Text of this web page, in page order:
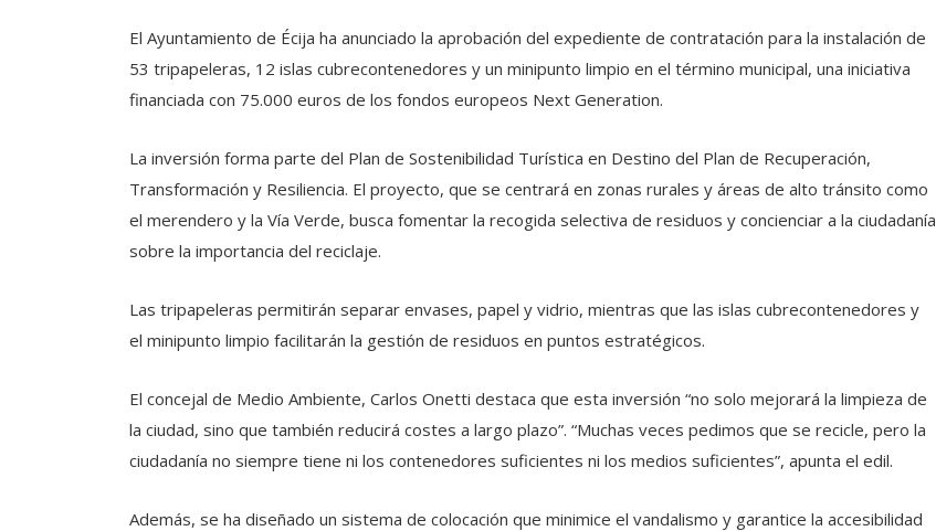
El Ayuntamiento de Écija ha anunciado la aprobación del expediente de contratación para la instalación de
53 tripapeleras, 12 islas cubrecontenedores y un minipunto limpio en el término municipal, una iniciativa
financiada con 75.000 euros de los fondos europeos Next Generation.
La inversión forma parte del Plan de Sostenibilidad Turística en Destino del Plan de Recuperación,
Transformación y Resiliencia. El proyecto, que se centrará en zonas rurales y áreas de alto tránsito como
el merendero y la Vía Verde, busca fomentar la recogida selectiva de residuos y concienciar a la ciudadanía
sobre la importancia del reciclaje.
Las tripapeleras permitirán separar envases, papel y vidrio, mientras que las islas cubrecontenedores y
el minipunto limpio facilitarán la gestión de residuos en puntos estratégicos.
El concejal de Medio Ambiente, Carlos Onetti destaca que esta inversión “no solo mejorará la limpieza de
la ciudad, sino que también reducirá costes a largo plazo”. “Muchas veces pedimos que se recicle, pero la
ciudadanía no siempre tiene ni los contenedores suficientes ni los medios suficientes”, apunta el edil.
Además, se ha diseñado un sistema de colocación que minimice el vandalismo y garantice la accesibilidad